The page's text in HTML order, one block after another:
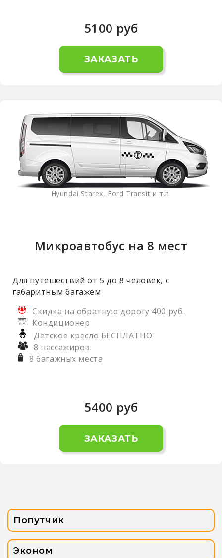
5100 руб
ЗАКАЗАТЬ
Hyundai Starex, Ford Transit и т.п.
Микроавтобус на 8 мест
Для путешествий от 5 до 8 человек, с
габаритным багажем
Скидка на обратную дорогу 400 руб.
Кондиционер
Детское кресло БЕСПЛАТНО
8 пассажиров
8 багажных места
5400 руб
ЗАКАЗАТЬ
Попутчик
Эконом